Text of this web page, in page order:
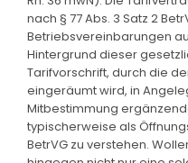
nach § 77 Abs. 3 Satz 2
Betriebsvereinbarungen
Hintergrund dieser
Tarifvorschrift, durch die
eingeräumt wird, in
Mitbestimmung
typischerweise als
BetrVG zu verstehen.